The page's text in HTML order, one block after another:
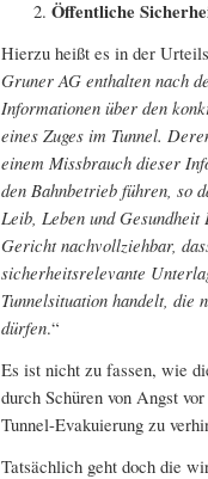
Öffentliche
Hierzu heißt es in der
Gruner AG enthalten nach
Informationen über den
eines Zuges im Tunnel.
einem Missbrauch dieser
den Bahnbetrieb führen, so
Leib, Leben und
Gericht nachvollziehbar,
sicherheitsrelevante
Tunnelsituation handelt, die
dürfen.“
Es ist nicht zu fassen, wie
durch Schüren von Angst
Tunnel-Evakuierung zu
Tatsächlich geht doch die